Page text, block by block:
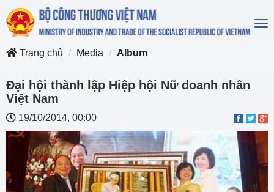
Trang chủ
Media Album
Đại hội thành lập Hiệp hội Nữ doanh nhân
Việt Nam
19/10/2014, 00:00